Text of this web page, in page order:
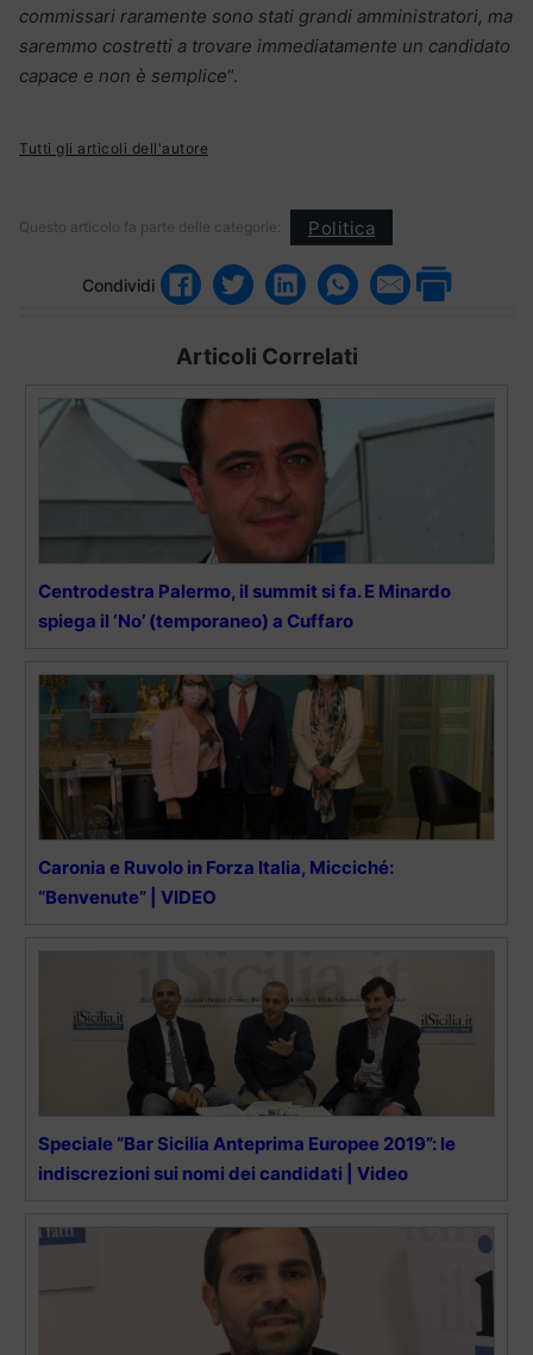
commissari raramente sono stati grandi amministratori, ma
saremmo costretti a trovare immediatamente un candidato
capace e non è semplice“.
Tutti gli articoli dell'autore
Questo articolo fa parte delle categorie: Politica
Condividi
Articoli Correlati
Centrodestra Palermo, il summit si fa. E Minardo
spiega il ‘No’ (temporaneo) a Cuffaro
Caronia e Ruvolo in Forza Italia, Micciché:
“Benvenute” | VIDEO
Speciale “Bar Sicilia Anteprima Europee 2019”: le
indiscrezioni sui nomi dei candidati | Video